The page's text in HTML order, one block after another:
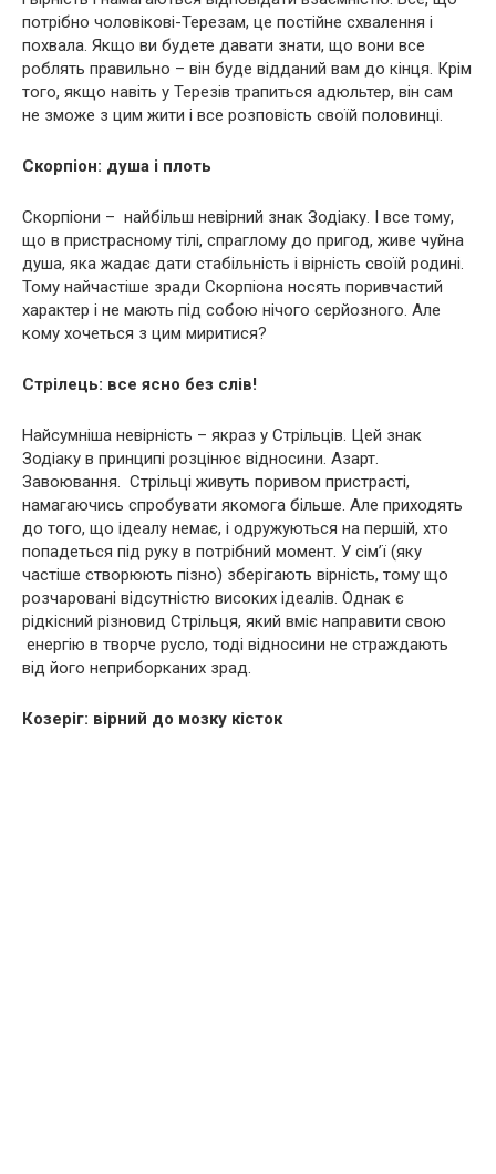
потрібно чоловікові-Терезам, це постійне схвалення і
похвала. Якщо ви будете давати знати, що вони все
роблять правильно – він буде відданий вам до кінця. Крім
того, якщо навіть у Терезів трапиться адюльтер, він сам
не зможе з цим жити і все розповість своїй половинці.
Скорпіон: душа і плoть
Скорпіони – найбільш невірний знак Зодіаку. І все тому,
що в пристрасному тілі, спраглому до пригод, живе чуйна
душа, яка жадає дати стабільність і вірність своїй родині.
Тому найчастіше зради Скорпіона носять поривчастий
характер і не мають під собою нічого серйозного. Але
кому хочеться з цим миритися?
Стрілець: все ясно без слів!
Найсумніша невірність – якраз у Стрільців. Цей знак
Зодіаку в принципі розцінює відносини. Азарт.
Завоювання. Стрільці живуть поривом пристрасті,
намагаючись спробувати якомога більше. Але приходять
до того, що ідеалу немає, і одружуються на першій, хто
попадеться під руку в потрібний момент. У сім’ї (яку
частіше створюють пізно) зберігають вірність, тому що
розчаровані відсутністю високих ідеалів. Однак є
рідкісний різновид Стрільця, який вміє направити свою
енергію в творче русло, тоді відносини не страждають
від його неприборканих зрад.
Козеріг: вірний до мозку кісток